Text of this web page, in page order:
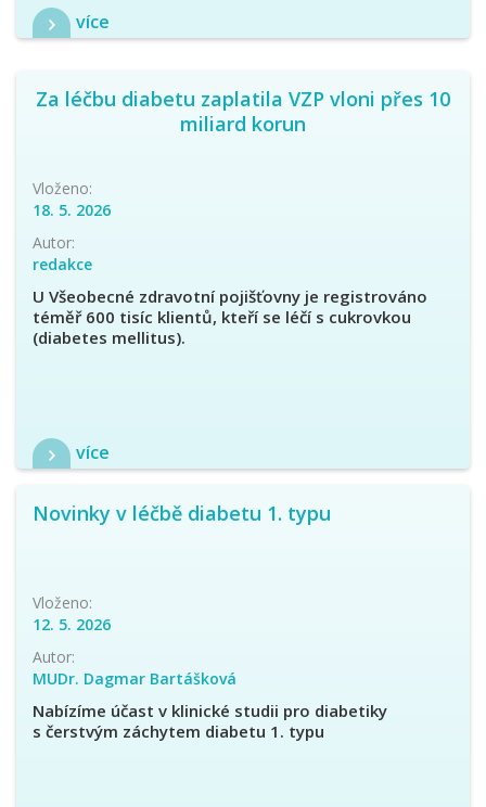
více
Za léčbu diabetu zaplatila VZP vloni přes 10
miliard korun
Vloženo:
18. 5. 2026
Autor:
redakce
U Všeobecné zdravotní pojišťovny je registrováno
téměř 600 tisíc klientů, kteří se léčí s cukrovkou
(diabetes mellitus).
více
Novinky v léčbě diabetu 1. typu
Vloženo:
12. 5. 2026
Autor:
MUDr. Dagmar Bartášková
Nabízíme účast v klinické studii pro diabetiky
s čerstvým záchytem diabetu 1. typu